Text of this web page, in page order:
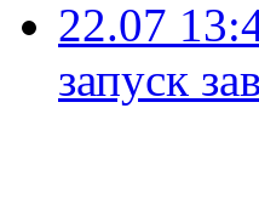
22.07
запуск